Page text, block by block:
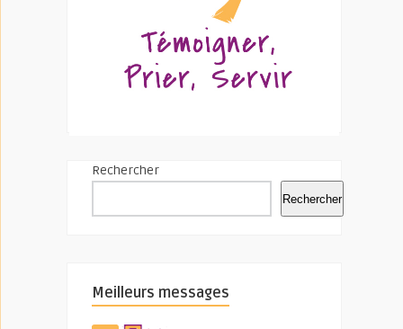
Rechercher
Rechercher
Meilleurs messages